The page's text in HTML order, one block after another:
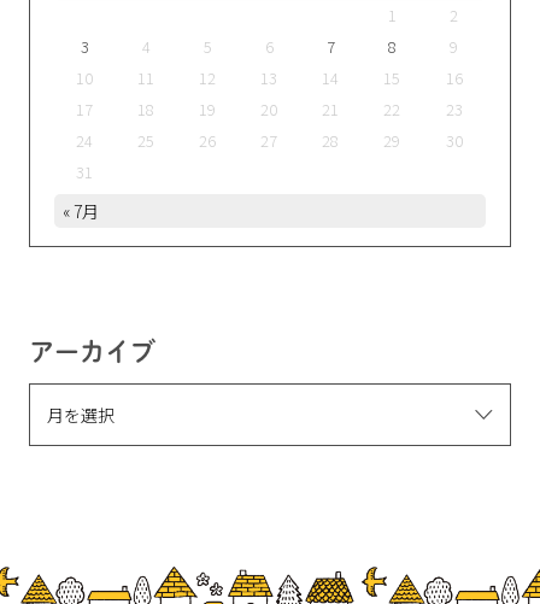
1
2
3
4 5 6 7 8
9
10
11 12 13 14 15
16
17
18 19 20 21 22
23
24
25 26 27 28 29
30
31
« 7月
アーカイブ